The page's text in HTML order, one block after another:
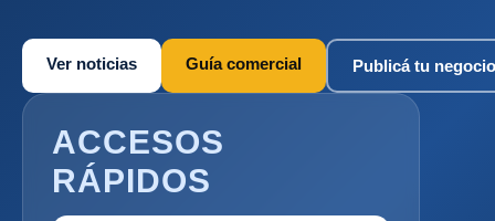
Ver noticias Guía comercial Publicá tu negocio
ACCESOS
RÁPIDOS